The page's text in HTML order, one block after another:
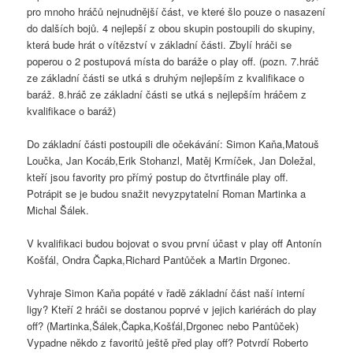
pro mnoho hráčů nejnudnější část, ve které šlo pouze o nasazení
do dalších bojů. 4 nejlepší z obou skupin postoupili do skupiny,
která bude hrát o vítězství v základní části. Zbylí hráči se
poperou o 2 postupová místa do baráže o play off. (pozn. 7.hráč
ze základní části se utká s druhým nejlepším z kvalifikace o
baráž. 8.hráč ze základní části se utká s nejlepším hráčem z
kvalifikace o baráž)
Do základní části postoupili dle očekávání: Simon Kaňa,Matouš
Loučka, Jan Kocáb,Erik Stohanzl, Matěj Krmíček, Jan Doležal,
kteří jsou favority pro přímý postup do čtvrtfinále play off.
Potrápit se je budou snažit nevyzpytatelní Roman Martinka a
Michal Šálek.
V kvalifikaci budou bojovat o svou první účast v play off Antonín
Košťál, Ondra Čapka,Richard Pantůček a Martin Drgonec.
Vyhraje Simon Kaňa popáté v řadě základní část naší interní
ligy? Kteří 2 hráči se dostanou poprvé v jejich kariérách do play
off? (Martinka,Šálek,Čapka,Košťál,Drgonec nebo Pantůček)
Vypadne někdo z favoritů ještě před play off? Potvrdí Roberto